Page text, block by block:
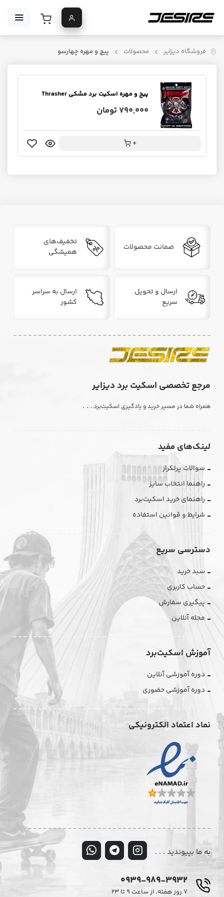
فروشگاه دیزایر محصولات پیچ و مهره چهارسو
پیچ و مهره اسکیت برد مشکی Thrasher
790,000 تومان
+
ضمانت محصولات
تخفیف‌های
همیشگی
ارسال و تحویل
سریع
ارسال به سراسر
کشور
مرجع تخصصی اسکیت برد دیزایر
همراه شما در مسیر خرید و یادگیری اسکیت‌برد. . .
لینک‌های مفید
سوالات پرتکرار
راهنما انتخاب سایز
راهنمای خرید اسکیت‌برد
شرایط و قوانین استفاده
دسترسی سریع
سبد خرید
حساب کاربری
پیگیری سفارش
مجله آنلاین
آموزش اسکیت‌برد
دوره آموزشی آنلاین
دوره آموزشی حضوری
نماد اعتماد الکترونیکی
به ما بپیوندید . . .
0939-989-3932
۷ روز هفته، از ساعت ۹ تا ۲۳